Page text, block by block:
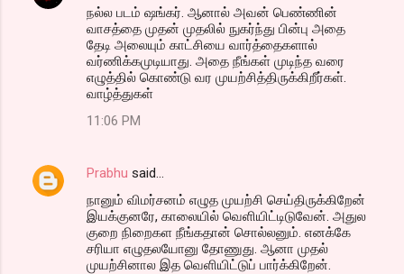
நல்ல படம் ஷங்கர். ஆனால் அவன் பெண்ணின்
வாசத்தை முதன் முதலில் நுகர்ந்து பின்பு அதை
தேடி அலையும் காட்சியை வார்த்தைகளால்
வர்ணிக்கமுடியாது. அதை நீங்கள் முடிந்த வரை
எழுத்தில் கொண்டு வர முயற்சித்திருக்கிறீர்கள்.
வாழ்த்துகள்
11:06 PM
Prabhu said…
நானும் விமர்சனம் எழுத முயற்சி செய்திருக்கிறேன்
இயக்குனரே, காலையில் வெளியிட்டிடுவேன். அதுல
குறை நிறைகள நீங்கதான் சொல்லனும். எனக்கே
சரியா எழுதலயோனு தோணுது. ஆனா முதல்
முயற்சினால இத வெளியிட்டுப் பார்க்கிறேன்.